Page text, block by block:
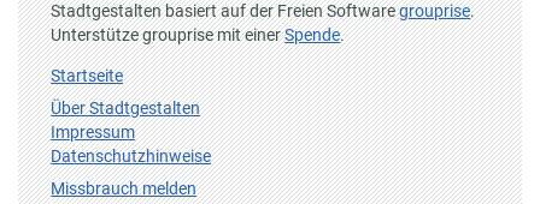
Stadtgestalten basiert auf der Freien Softwaregrouprise.
Unterstütze grouprise mit einerSpende.
Startseite
Über Stadtgestalten
Impressum
Datenschutzhinweise
Missbrauch melden